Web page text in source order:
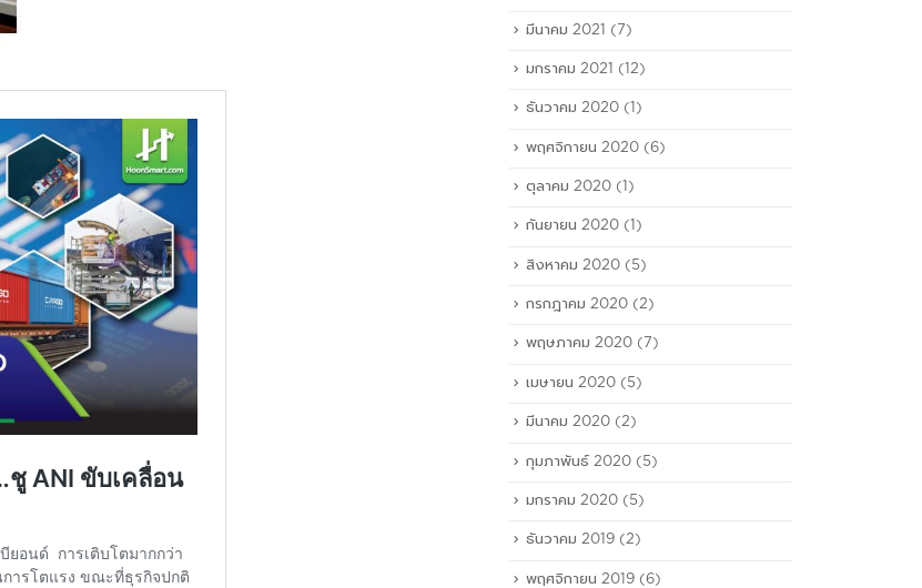
มีนาคม 2021 (7)
มกราคม 2021 (12)
ธันวาคม 2020 (1)
พฤศจิกายน 2020 (6)
ตุลาคม 2020 (1)
กันยายน 2020 (1)
สิงหาคม 2020 (5)
กรกฎาคม 2020 (2)
พฤษภาคม 2020 (7)
เมษายน 2020 (5)
มีนาคม 2020 (2)
กุมภาพันธ์ 2020 (5)
มกราคม 2020 (5)
ธันวาคม 2019 (2)
พฤศจิกายน 2019 (6)